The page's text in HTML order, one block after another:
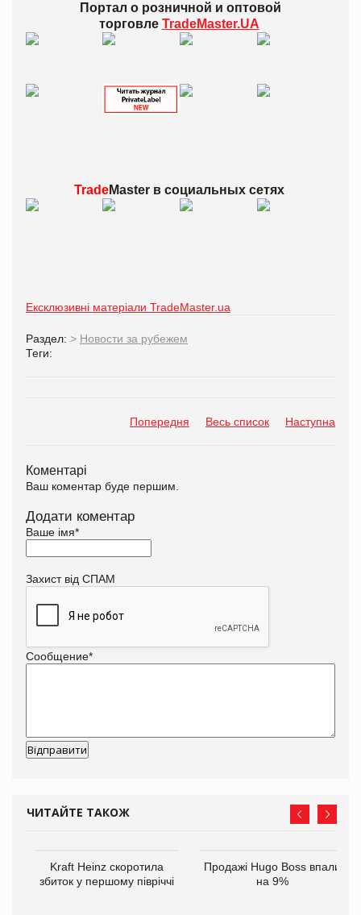
Портал о розничной и оптовой
торговле TradeMaster.UA
TradeMaster всоциальных сетях
Ексклюзивні матеріали TradeMaster.ua
Раздел: > Новости за рубежем
Теги:
Попередня Весь список Наступна
Коментарі
Ваш коментар буде першим.
Додати коментар
Ваше імя*
Захист від СПАМ
Сообщение*
ЧИТАЙТЕ ТАКОЖ
Kraft Heinz скоротила
збиток у першому півріччі
Продажі Hugo Boss впали
на 9%